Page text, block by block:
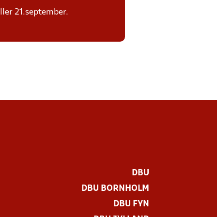
21.september.
DBU
DBU BORNHOLM
DBU FYN